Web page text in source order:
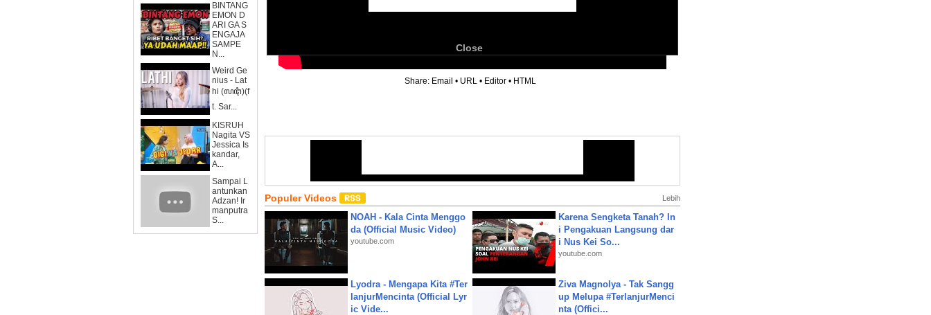
BINTANG
EMON D
ARI GA S
ENGAJA
SAMPE
N...
Weird Ge
nius - Lat
hi (ꦭꦛꦶ)(f
t. Sar...
KISRUH
Nagita VS
Jessica Is
kandar,
A...
Sampai L
antunkan
Adzan! Ir
manputra
S...
Close
Share: Email • URL • Editor • HTML
Populer Videos Lebih
NOAH - Kala Cinta Menggo
da (Official Music Video)
youtube.com
Karena Sengketa Tanah? In
i Pengakuan Langsung dar
i Nus Kei So...
youtube.com
Lyodra - Mengapa Kita #Ter
lanjurMencinta (Official Lyr
ic Vide...
Ziva Magnolya - Tak Sangg
up Melupa #TerlanjurMenci
nta (Offici...